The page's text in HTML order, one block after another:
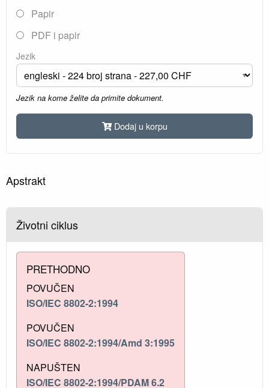
Papir
PDF i papir
Jezik
Jezik na kome želite da primite dokument.
Dodaj u korpu
Apstrakt
Životni ciklus
PRETHODNO
POVUČEN
ISO/IEC 8802-2:1994
POVUČEN
ISO/IEC 8802-2:1994/Amd 3:1995
NAPUŠTEN
ISO/IEC 8802-2:1994/PDAM 6.2